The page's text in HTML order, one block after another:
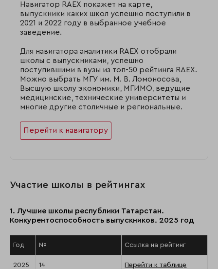
Навигатор RAEX покажет на карте,
выпускники каких школ успешно поступили в
2021 и 2022 году в выбранное учебное
заведение.
Для навигатора аналитики RAEX отобрали
школы с выпускниками, успешно
поступившими в вузы из топ-50 рейтинга RAEX.
Можно выбрать МГУ им. М. В. Ломоносова,
Высшую школу экономики, МГИМО, ведущие
медицинские, технические университеты и
многие другие столичные и региональные.
Перейти к навигатору
Участие школы в рейтингах
1. Лучшие школы республики Татарстан.
Конкурентоспособность выпускников. 2025 год
Год № Ссылка на рейтинг
2025 14 Перейти к таблице